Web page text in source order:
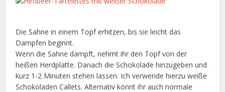
Die Sahne in einem Topf erhitzen, bis sie leicht das
Dampfen beginnt.
Wenn die Sahne dampft, nehmt ihr den Topf von der
heißen Herdplatte. Danach die Schokolade hinzugeben und
kurz 1-2 Minuten stehen lassen. Ich verwende hierzu weiße
Schokoladen Callets. Alternativ könnt ihr auch normale